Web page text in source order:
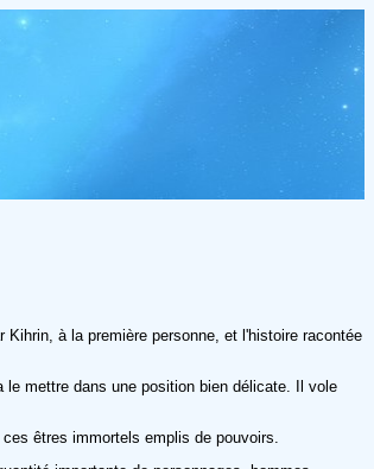
à la première personne, et l'histoire racontée
mettre dans une position bien délicate. Il vole
êtres immortels emplis de pouvoirs.